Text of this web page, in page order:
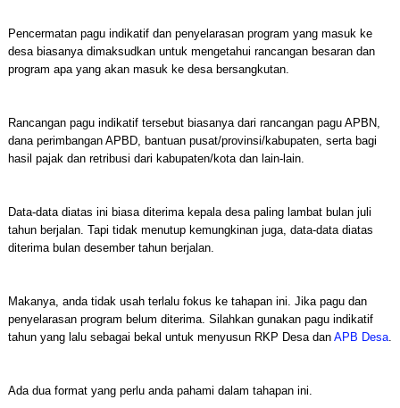
Pencermatan pagu indikatif dan penyelarasan program yang masuk ke
desa biasanya dimaksudkan untuk mengetahui rancangan besaran dan
program apa yang akan masuk ke desa bersangkutan.
Rancangan pagu indikatif tersebut biasanya dari rancangan pagu APBN,
dana perimbangan APBD, bantuan pusat/provinsi/kabupaten, serta bagi
hasil pajak dan retribusi dari kabupaten/kota dan lain-lain.
Data-data diatas ini biasa diterima kepala desa paling lambat bulan juli
tahun berjalan. Tapi tidak menutup kemungkinan juga, data-data diatas
diterima bulan desember tahun berjalan.
Makanya, anda tidak usah terlalu fokus ke tahapan ini. Jika pagu dan
penyelarasan program belum diterima. Silahkan gunakan pagu indikatif
tahun yang lalu sebagai bekal untuk menyusun RKP Desa dan APB Desa.
Ada dua format yang perlu anda pahami dalam tahapan ini.